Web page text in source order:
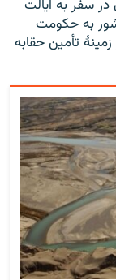
سفر به ایالت
به حکومت
تأمین حقابه